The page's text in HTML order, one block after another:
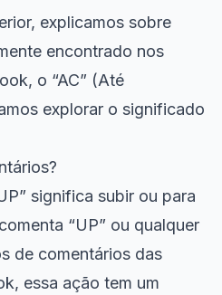
explicamos sobre
encontrado nos
o “AC” (Até
explorar o significado
significa subir ou para
“UP” ou qualquer
de comentários das
essa ação tem um